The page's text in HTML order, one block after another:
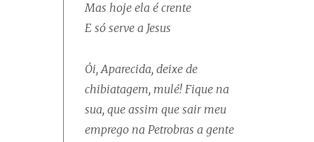
Mas hoje ela é crente
E só serve a Jesus
Ói, Aparecida, deixe de
chibiatagem, mulé! Fique na
sua, que assim que sair meu
emprego na Petrobras a gente